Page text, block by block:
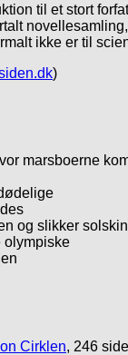
til et stort
ikke er til
)
marsboerne
og slikker solskin
olympiske
Cirklen, 246